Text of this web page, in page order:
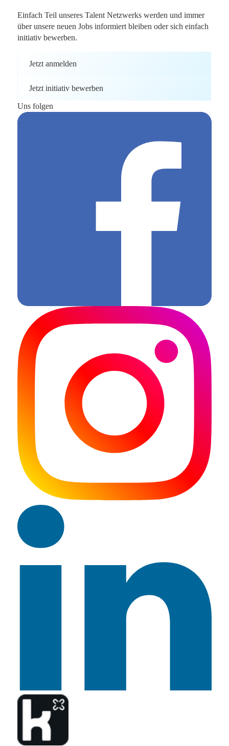
Einfach Teil unseres Talent Netzwerks werden und immer
über unsere neuen Jobs informiert bleiben oder sich einfach
initiativ bewerben.
Jetzt anmelden
Jetzt initiativ bewerben
Uns folgen